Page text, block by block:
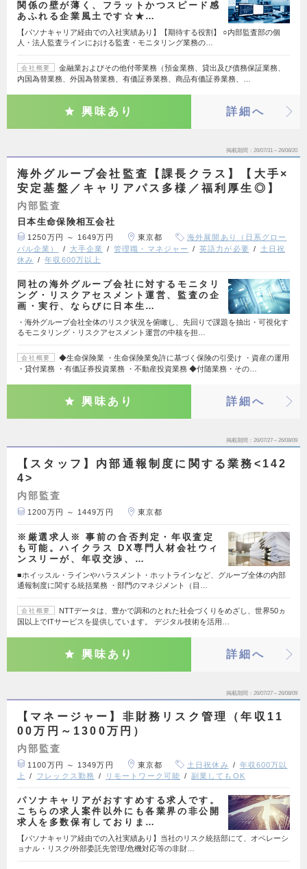
関係の壁が薄く、フラットかつスピード感
あふれる企業風土です☆★…
【パソナキャリア経由での入社実績あり】【期待する役割】 ○内部監査部の個
人・法人監査ラインにおける監査・モニタリング業務の…
会社概要
金融業およびその他付帯業務（預金業務、貸出及び債務保証業務、
内国為替業務、外国為替業務、有価証券業務、商品有価証券業務、…
興味あり 詳細へ
掲載期間 26/07/31～26/08/20
海外グループ会社監査【課長クラス】【大手×
安定基盤／キャリアパス多様／福利厚生◎】
内部監査
日本生命保険相互会社
1250万円 ～ 1649万円 東京都
海外展開あり（日系グロー
バル企業）
大手企業 管理職・マネジャー 英語力が必要
土日祝
休み
年収600万以上
同社の海外グループ会社に対するモニタリ
ング・リスクアセスメント運営、監査の企
画・実行、ならびに日本生…
・海外グループ会社全体のリスク状況を俯瞰し、先回りで課題を抽出・可視化す
るモニタリング・リスクアセスメント運営の中核を担…
会社概要
◆生命保険業 ・生命保険業免許に基づく保険の引受け ・資産の運用
・貸付業務 ・有価証券投資業務 ・不動産投資業務 ◆付随業務・その…
興味あり 詳細へ
掲載期間 26/07/27～26/08/09
【スタッフ】内部通報制度に関する業務<142
4>
内部監査
1200万円 ～ 1449万円 東京都
※厳選求人※ 事前の合否判定・年収査定
も可能。ハイクラス DX専門人材会社ウィ
ンスリーが、年収交渉、…
■ホイッスル・ラインやハラスメント・ホットラインなど、グループ全体の内部
通報制度に関する統括業務 ・部門のマネジメント（目…
会社概要
NTTデータは、豊かで調和のとれた社会づくりをめざし、世界50ヵ
国以上でITサービスを提供しています。 デジタル技術を活用…
興味あり 詳細へ
掲載期間 26/07/27～26/08/09
【マネージャー】非財務リスク管理（年収11
00万円～1300万円）
内部監査
1100万円 ～ 1349万円 東京都 土日祝休み
年収600万以
上
フレックス勤務 リモートワーク可能 副業してもOK
パソナキャリアがおすすめする求人です。
こちらの求人案件以外にも各業界の非公開
求人を多数保有しておりま…
【パソナキャリア経由での入社実績あり】当社のリスク統括部にて、オペレーシ
ョナル・リスク/外部委託先管理/危機対応等の非財…